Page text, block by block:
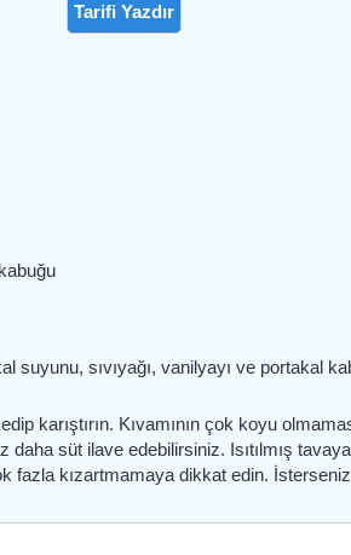
Tarifi Yazdır
suyunu, sıvıyağı, vanilyayı ve portakal
karıştırın. Kıvamının çok koyu
daha süt ilave edebilirsiniz. Isıtılmış
fazla kızartmamaya dikkat edin.